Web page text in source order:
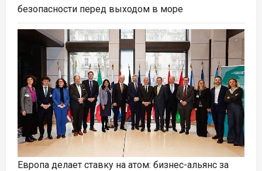
безопасности перед выходом в море
Европа делает ставку на атом: бизнес-альянс за